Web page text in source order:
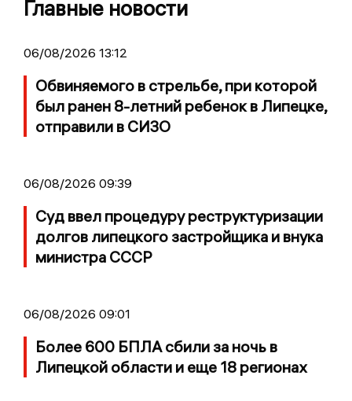
Главные новости
06/08/2026 13:12
Обвиняемого в стрельбе, при которой
был ранен 8-летний ребенок в Липецке,
отправили в СИЗО
06/08/2026 09:39
Суд ввел процедуру реструктуризации
долгов липецкого застройщика и внука
министра СССР
06/08/2026 09:01
Более 600 БПЛА сбили за ночь в
Липецкой области и еще 18 регионах